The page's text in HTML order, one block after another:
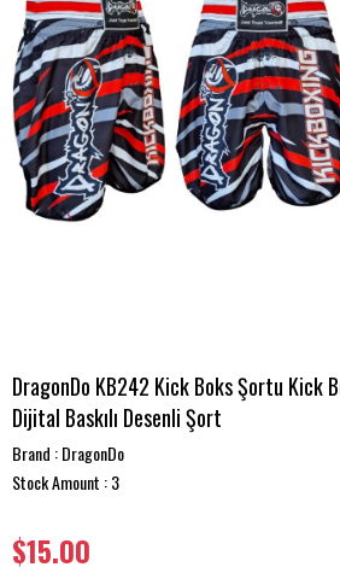
DragonDo KB242 Kick Boks Şortu Kick
Dijital Baskılı Desenli Şort
Brand :DragonDo
Stock Amount :3
$15.00